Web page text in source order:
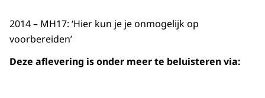
2014 – MH17: ‘Hier kun je je onmogelijk op
voorbereiden’
Deze aflevering is onder meer te beluisteren via: